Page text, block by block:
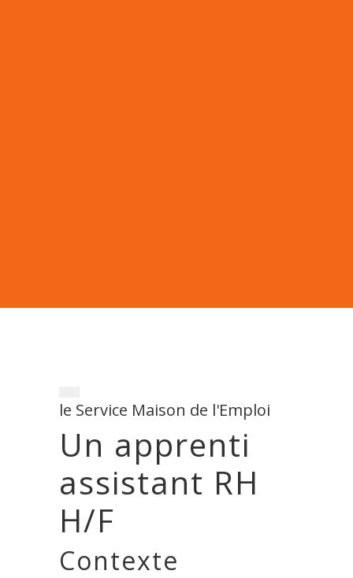
le Service Maison de l'Emploi
Un apprenti
assistant RH
H/F
Contexte